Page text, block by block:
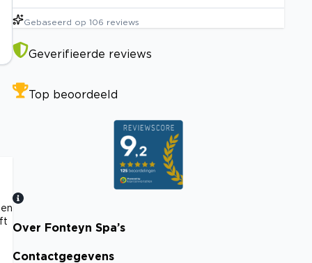
Gebaseerd op 106 reviews
Geverifieerde reviews
Top beoordeeld
Bekijk certificaat
Over Fonteyn Spa’s
Contactgegevens